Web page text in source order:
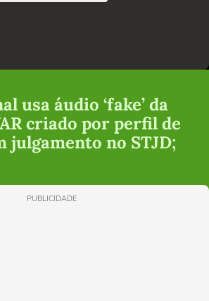
usa áudio ‘fake’ da
criado por perfil de
julgamento no STJD;
PUBLICIDADE